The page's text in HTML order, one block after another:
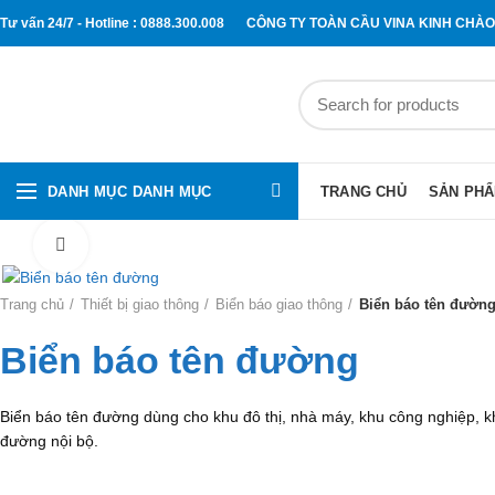
Tư vấn 24/7 - Hotline : 0888.300.008 CÔNG TY TOÀN CẦU VINA KINH
DANH MỤC DANH MỤC TRANG CHỦ SẢN
Trang chủ Thiết bị giao thông Biển báo giao thông Biển báo tên đường
Biển báo tên đường
Biển báo tên đường dùng cho khu đô thị, nhà máy, khu công
đường nội bộ.